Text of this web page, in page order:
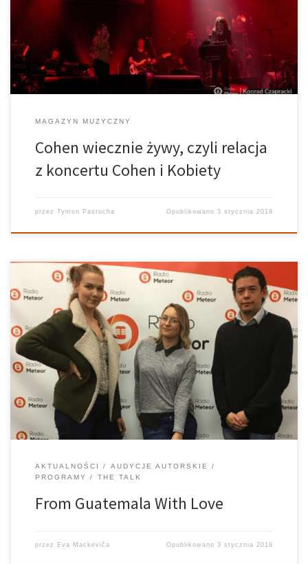
słowa w Sali Ziemi w Poznaniu, w wykonaniu najlepszych polskich
artystek. „First We Take Manhattan” to tytuł popularnej pieśń […]
MAGAZYN MUZYCZNY
Cohen wiecznie żywy, czyli relacja
z koncertu Cohen i Kobiety
przez Tymon Pastucha Opublikowano3 stycznia 2019
I’ve been trying to get myself to write this article for quite some
time. The holiday season is definitely not an easy time for
productivity, but finally I have gotten myself out of the pit of
laziness. So here we […]
AKTUALNOŚCI
AUDYCJE AUTORSKIE
PROGRAMY
THE TALK
From Guatemala With Love
przez Eva Mackeviča Opublikowano3 stycznia 2019